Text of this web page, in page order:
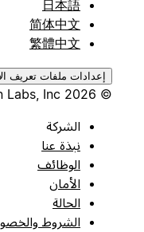
日本語
简体中文
繁體中文
إعدادات ملفات تعريف الارتباط
الشركة
نبذة عنا
الوظائف
الأمان
الحالة
الشروط والخصوصية